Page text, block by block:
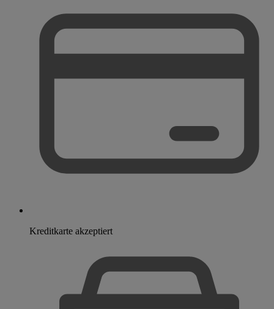
Kreditkarte akzeptiert